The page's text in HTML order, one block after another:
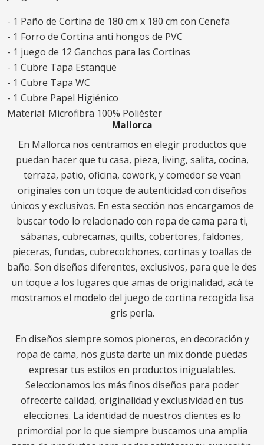
- 1 Paño de Cortina de 180 cm x 180 cm con Cenefa
- 1 Forro de Cortina anti hongos de PVC
- 1 juego de 12 Ganchos para las Cortinas
- 1 Cubre Tapa Estanque
- 1 Cubre Tapa WC
- 1 Cubre Papel Higiénico
Material: Microfibra 100% Poliéster
Mallorca
En Mallorca nos centramos en elegir productos que
puedan hacer que tu casa, pieza, living, salita, cocina,
terraza, patio, oficina, cowork, y comedor se vean
originales con un toque de autenticidad con diseños
únicos y exclusivos. En esta sección nos encargamos de
buscar todo lo relacionado con ropa de cama para ti,
sábanas, cubrecamas, quilts, cobertores, faldones,
pieceras, fundas, cubrecolchones, cortinas y toallas de
baño. Son diseños diferentes, exclusivos, para que le des
un toque a los lugares que amas de originalidad, acá te
mostramos el modelo del juego de cortina recogida lisa
gris perla.
En diseños siempre somos pioneros, en decoración y
ropa de cama, nos gusta darte un mix donde puedas
expresar tus estilos en productos inigualables.
Seleccionamos los más finos diseños para poder
ofrecerte calidad, originalidad y exclusividad en tus
elecciones. La identidad de nuestros clientes es lo
primordial por lo que siempre buscamos una amplia